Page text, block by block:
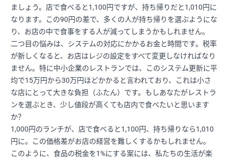
ましょう。店で食べると1,100円ですが、持ち帰りだと1,010円に
なります。この90円の差で、多くの人が持ち帰りを選ぶようにな
り、お店の中で食事をする人が減ってしまうかもしれません。
二つ目の悩みは、システムの対応にかかるお金と時間です。税率
が新しくなると、お店はレジの設定をすべて変更しなければなり
ません。特に中小企業のレストランでは、このシステム更新に平
均で15万円から30万円ほどかかると言われており、これは小さ
な店にとって大きな負担（ふたん）です。もしあなたがレストラ
ンを選ぶとき、少し値段が高くても店内で食べたいと思います
か？
1,000円のランチが、店で食べると1,100円、持ち帰りなら1,010
円に。この価格差がお店の経営を難しくするかもしれません。
このように、食品の税金を1%にする案には、私たちの生活が楽